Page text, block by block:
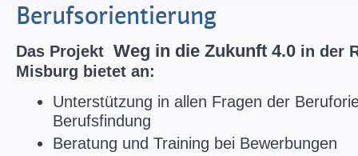
Berufsorientierung
Das Projekt Weg in die Zukunft 4.0 in der
Misburg bietet an:
Unterstützung in allen Fragen der
Berufsfindung
Beratung und Training bei Bewerbungen